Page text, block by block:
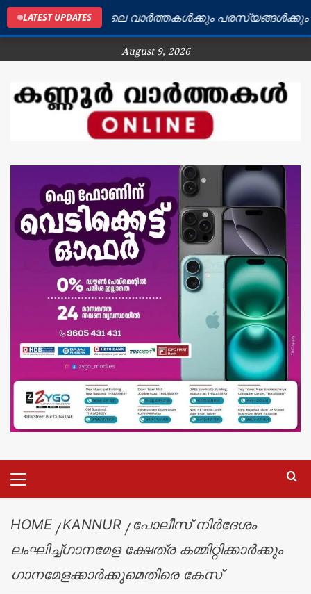
LATEST UPDATES
കണ്ണൂർ ജില്ലയിലെ വാർത്തകൾക്കും പരസ്യങ്ങൾക്കും
August 9, 2026
HOME KANNUR
പോലീസ് നിർദേശം
ലംഘിച്ച്ഗാനമേള ക്ഷേത്ര കമ്മിറ്റിക്കാർക്കും
ഗാനമേളക്കാർക്കുമെതിരെ കേസ്